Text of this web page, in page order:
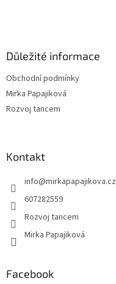
Důležité informace
Obchodní podmínky
Mirka Papajiková
Rozvoj tancem
Kontakt
info@mirkapapajikova.cz
607282559
Rozvoj tancem
Mirka Papajiková
Facebook